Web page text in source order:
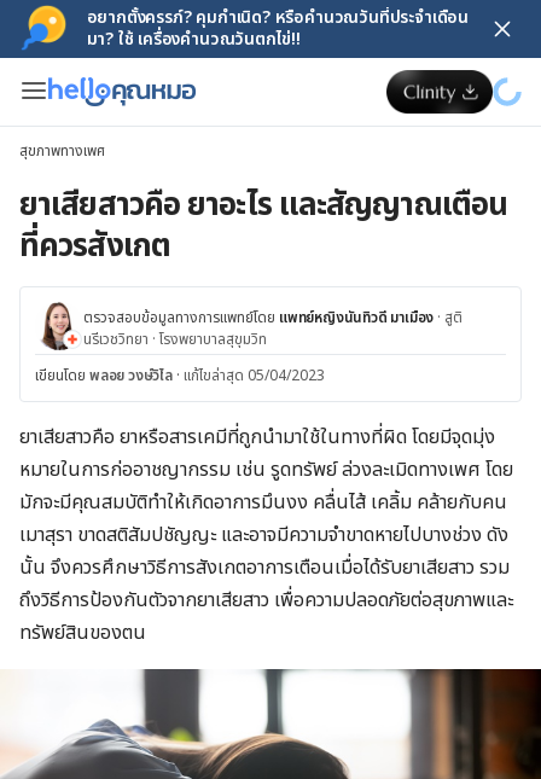
อยากตั้งครรภ์? คุมกำเนิด? หรือคำนวณวันที่ประจำเดือน
มา? ใช้ เครื่องคำนวณวันตกไข่!!
สุขภาพทางเพศ
ยาเสียสาวคือ ยาอะไร และสัญญาณเตือน
ที่ควรสังเกต
ตรวจสอบข้อมูลทางการแพทย์โดย แพทย์หญิงนันทิวดี มาเมือง · สูติ
นรีเวชวิทยา ·โรงพยาบาลสุขุมวิท
เขียนโดย พลอย วงษ์วิไล · แก้ไขล่าสุด 05/04/2023
ยาเสียสาวคือ ยาหรือสารเคมีที่ถูกนำมาใช้ในทางที่ผิด โดยมีจุดมุ่ง
หมายในการก่ออาชญากรรม เช่น รูดทรัพย์ ล่วงละเมิดทางเพศ โดย
มักจะมีคุณสมบัติทำให้เกิดอาการมึนงง คลื่นไส้ เคลิ้ม คล้ายกับคน
เมาสุรา ขาดสติสัมปชัญญะ และอาจมีความจำขาดหายไปบางช่วง ดัง
นั้น จึงควรศึกษาวิธีการสังเกตอาการเตือนเมื่อได้รับยาเสียสาว รวม
ถึงวิธีการป้องกันตัวจากยาเสียสาว เพื่อความปลอดภัยต่อสุขภาพและ
ทรัพย์สินของตน